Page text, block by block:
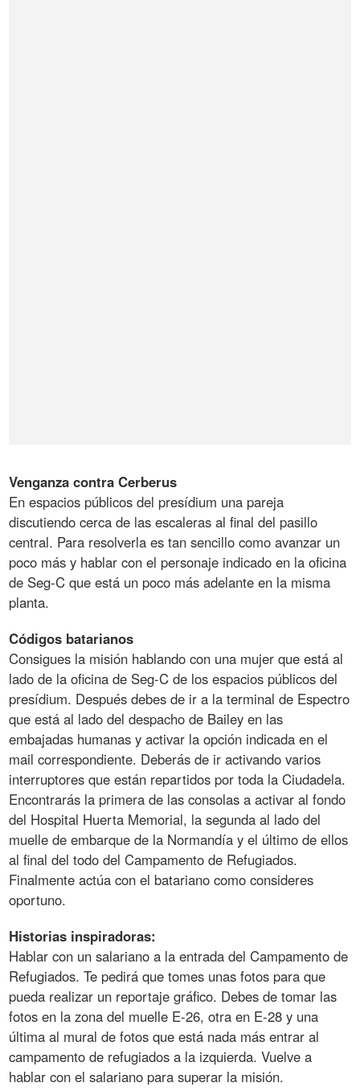
Venganza contra Cerberus
En espacios públicos del presídium una pareja
discutiendo cerca de las escaleras al final del pasillo
central. Para resolverla es tan sencillo como avanzar un
poco más y hablar con el personaje indicado en la oficina
de Seg-C que está un poco más adelante en la misma
planta.
Códigos batarianos
Consigues la misión hablando con una mujer que está al
lado de la oficina de Seg-C de los espacios públicos del
presídium. Después debes de ir a la terminal de Espectro
que está al lado del despacho de Bailey en las
embajadas humanas y activar la opción indicada en el
mail correspondiente. Deberás de ir activando varios
interruptores que están repartidos por toda la Ciudadela.
Encontrarás la primera de las consolas a activar al fondo
del Hospital Huerta Memorial, la segunda al lado del
muelle de embarque de la Normandía y el último de ellos
al final del todo del Campamento de Refugiados.
Finalmente actúa con el batariano como consideres
oportuno.
Historias inspiradoras:
Hablar con un salariano a la entrada del Campamento de
Refugiados. Te pedirá que tomes unas fotos para que
pueda realizar un reportaje gráfico. Debes de tomar las
fotos en la zona del muelle E-26, otra en E-28 y una
última al mural de fotos que está nada más entrar al
campamento de refugiados a la izquierda. Vuelve a
hablar con el salariano para superar la misión.